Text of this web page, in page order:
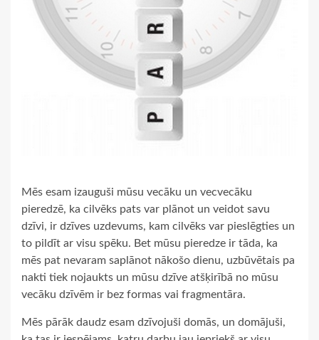
Mēs esam izauguši mūsu vecāku un vecvecāku
pieredzē, ka cilvēks pats var plānot un veidot savu
dzīvi, ir dzīves uzdevums, kam cilvēks var pieslēgties un
to pildīt ar visu spēku. Bet mūsu pieredze ir tāda, ka
mēs pat nevaram saplānot nākošo dienu, uzbūvētais pa
nakti tiek nojaukts un mūsu dzīve atšķirībā no mūsu
vecāku dzīvēm ir bez formas vai fragmentāra.
Mēs pārāk daudz esam dzīvojuši domās, un domājuši,